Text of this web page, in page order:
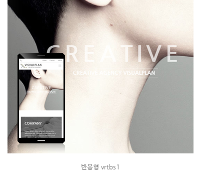
반응형 vrtbs1